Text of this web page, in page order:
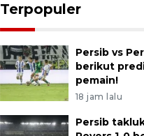
Terpopuler
Persib vs
berikut
pemain!
18 jam lalu
Persib